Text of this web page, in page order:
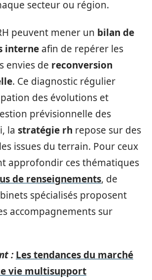
secteur ou région.
peuvent mener un bilan de
interne afin de repérer les
envies de reconversion
. Ce diagnostic régulier
des évolutions et
prévisionnelle des
la stratégie rh repose sur des
issues du terrain. Pour ceux
approfondir ces thématiques
de renseignements, de
spécialisés proposent
accompagnements sur
: Les tendances du marché
vie multisupport